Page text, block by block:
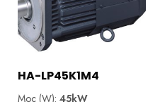
HA-LP45K1M4
Moc (W): 45kW